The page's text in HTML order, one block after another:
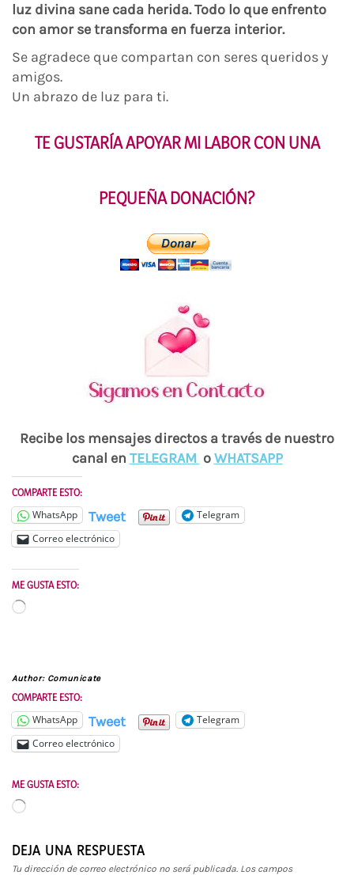
luz divina sane cada herida. Todo lo que enfrento
con amor se transforma en fuerza interior.
Se agradece que compartan con seres queridos y
amigos.
Un abrazo de luz para ti.
TE GUSTARÍA APOYAR MI LABOR CON UNA
PEQUEÑA DONACIÓN?
Recibe los mensajes directos a través de nuestro
canal en TELEGRAM oWHATSAPP
COMPARTE ESTO:
WhatsApp Tweet
Telegram
Correo electrónico
ME GUSTA ESTO:
Cargando...
Author: Comunicate
COMPARTE ESTO:
WhatsApp Tweet
Telegram
Correo electrónico
ME GUSTA ESTO:
Cargando...
DEJA UNA RESPUESTA
Tu dirección de correo electrónico no será publicada. Los campos